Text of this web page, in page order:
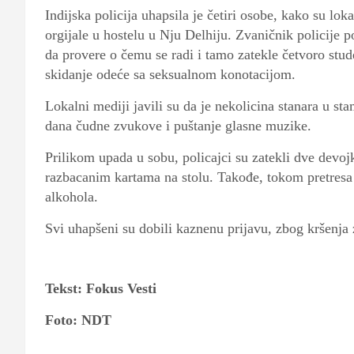
Indijska policija uhapsila je četiri osobe, kako su
orgijale u hostelu u Nju Delhiju. Zvaničnik policije
da provere o čemu se radi i tamo zatekle četvoro
skidanje odeće sa seksualnom konotacijom.
Lokalni mediji javili su da je nekolicina stanara u
dana čudne zvukove i puštanje glasne muzike.
Prilikom upada u sobu, policajci su zatekli dve
razbacanim kartama na stolu. Takođe, tokom
alkohola.
Svi uhapšeni su dobili kaznenu prijavu, zbog kršenja
Tekst: Fokus Vesti
Foto: NDT